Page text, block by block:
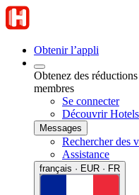
Obtenir l’appli
Obtenez des
membres
Se connecter
Découvrir
Messages
Rechercher des
Assistance
français · EUR · FR